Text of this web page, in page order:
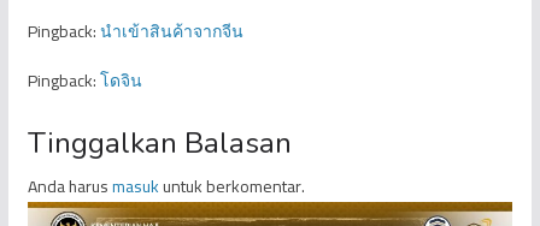
Pingback:นำเข้าสินค้าจากจีน
Pingback:โดจิน
Tinggalkan Balasan
Anda harusmasukuntuk berkomentar.